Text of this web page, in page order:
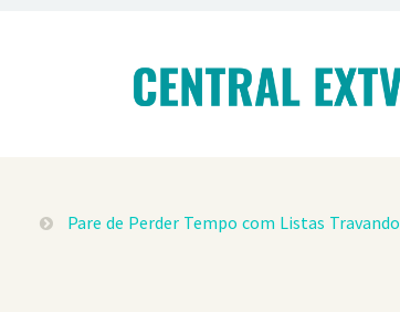
Pare de Perder Tempo com Listas Travando